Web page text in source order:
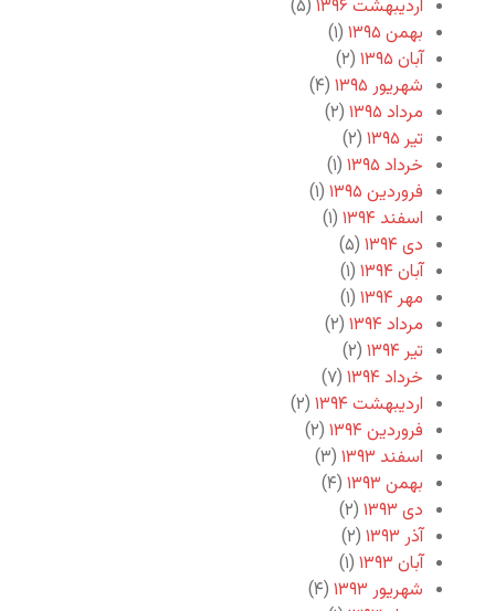
اردیبهشت ۱۳۹۶
(۵)
بهمن ۱۳۹۵
(۱)
آبان ۱۳۹۵
(۲)
شهریور ۱۳۹۵
(۴)
مرداد ۱۳۹۵
(۲)
تیر ۱۳۹۵
(۲)
خرداد ۱۳۹۵
(۱)
فروردین ۱۳۹۵
(۱)
اسفند ۱۳۹۴
(۱)
دی ۱۳۹۴
(۵)
آبان ۱۳۹۴
(۱)
مهر ۱۳۹۴
(۱)
مرداد ۱۳۹۴
(۲)
تیر ۱۳۹۴
(۲)
خرداد ۱۳۹۴
(۷)
اردیبهشت ۱۳۹۴
(۲)
فروردین ۱۳۹۴
(۲)
اسفند ۱۳۹۳
(۳)
بهمن ۱۳۹۳
(۴)
دی ۱۳۹۳
(۲)
آذر ۱۳۹۳
(۲)
آبان ۱۳۹۳
(۱)
شهریور ۱۳۹۳
(۴)